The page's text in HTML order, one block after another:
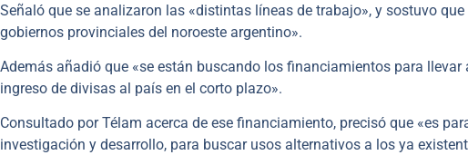
Señaló que se analizaron las «distintas líneas de trabajo», y sostuvo
gobiernos provinciales del noroeste argentino».
Además añadió que «se están buscando los financiamientos para
ingreso de divisas al país en el corto plazo».
Consultado por Télam acerca de ese financiamiento, precisó que «es
investigación y desarrollo, para buscar usos alternativos a los ya